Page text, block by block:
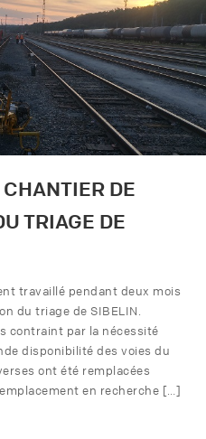
DE
TRIAGE DE
travaillé pendant deux mois
du triage de SIBELIN.
contraint par la nécessité
disponibilité des voies du
ont été remplacées
en recherche […]